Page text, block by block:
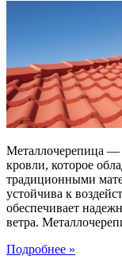
Металлочерепица —
кровли, которое
традиционными
устойчива к
обеспечивает
ветра.
Подробнее »